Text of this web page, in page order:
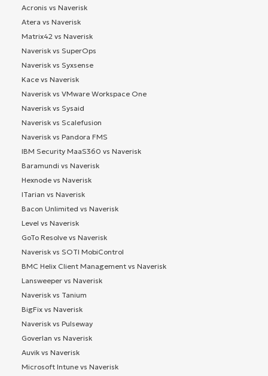
Acronis vs Naverisk
Atera vs Naverisk
Matrix42 vs Naverisk
Naverisk vs SuperOps
Naverisk vs Syxsense
Kace vs Naverisk
Naverisk vs VMware Workspace One
Naverisk vs Sysaid
Naverisk vs Scalefusion
Naverisk vs Pandora FMS
IBM Security MaaS360 vs Naverisk
Baramundi vs Naverisk
Hexnode vs Naverisk
ITarian vs Naverisk
Bacon Unlimited vs Naverisk
Level vs Naverisk
GoTo Resolve vs Naverisk
Naverisk vs SOTI MobiControl
BMC Helix Client Management vs Naverisk
Lansweeper vs Naverisk
Naverisk vs Tanium
BigFix vs Naverisk
Naverisk vs Pulseway
Goverlan vs Naverisk
Auvik vs Naverisk
Microsoft Intune vs Naverisk